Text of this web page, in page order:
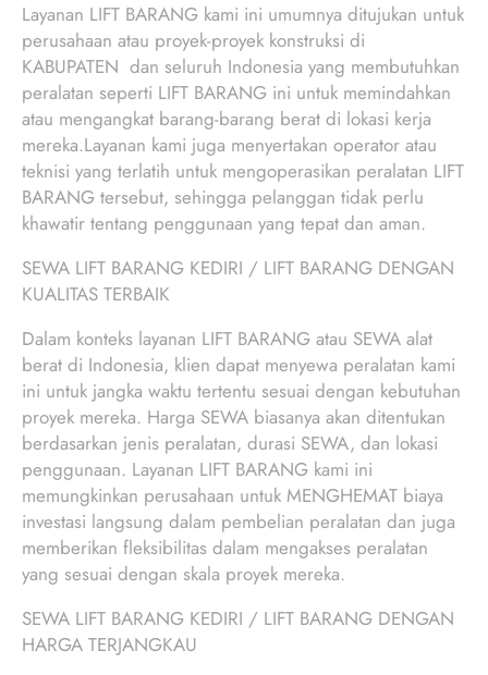
Layanan LIFT BARANG kami ini umumnya ditujukan untuk
perusahaan atau proyek-proyek konstruksi di
KABUPATEN dan seluruh Indonesia yang membutuhkan
peralatan seperti LIFT BARANG ini untuk memindahkan
atau mengangkat barang-barang berat di lokasi kerja
mereka.Layanan kami juga menyertakan operator atau
teknisi yang terlatih untuk mengoperasikan peralatan LIFT
BARANG tersebut, sehingga pelanggan tidak perlu
khawatir tentang penggunaan yang tepat dan aman.
SEWA LIFT BARANG KEDIRI / LIFT BARANG DENGAN
KUALITAS TERBAIK
Dalam konteks layanan LIFT BARANG atau SEWA alat
berat di Indonesia, klien dapat menyewa peralatan kami
ini untuk jangka waktu tertentu sesuai dengan kebutuhan
proyek mereka. Harga SEWA biasanya akan ditentukan
berdasarkan jenis peralatan, durasi SEWA, dan lokasi
penggunaan. Layanan LIFT BARANG kami ini
memungkinkan perusahaan untuk MENGHEMAT biaya
investasi langsung dalam pembelian peralatan dan juga
memberikan fleksibilitas dalam mengakses peralatan
yang sesuai dengan skala proyek mereka.
SEWA LIFT BARANG KEDIRI / LIFT BARANG DENGAN
HARGA TERJANGKAU